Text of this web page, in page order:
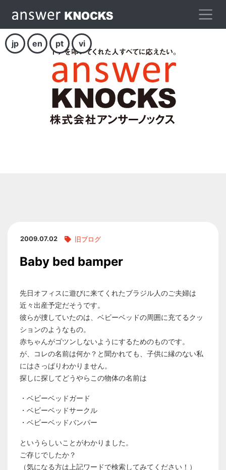
jp en pt vi
2009.07.02 旧ブログ
Baby bed bamper
先日オフィスに遊びに来てくれたブラジル人のご夫婦は
近々出産予定だそうです。
彼らが捜していたのは、ベビーベッドの周囲に充てるクッ
ションのようなもの。
赤ちゃんがゴツンしないようにするためのものです。
が、コレの名前は何か？と聞かれても、子供に縁のない私
にはさっぱりわかりません。
探しに探してどうやらこの物体の名前は
・ベビーベッドガード
・ベビーベッドサークル
・ベビーベッドバンパー
というらしいことがわかりました。
ご存じでしたか？
（気になる方は上記ワードで検索してみてください！）